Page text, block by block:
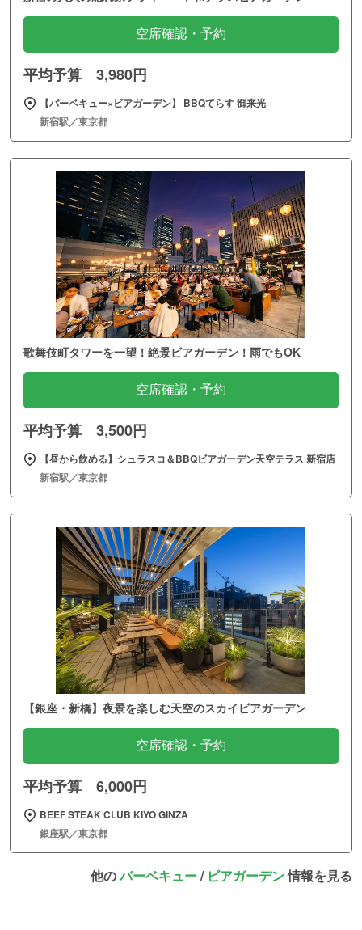
空席確認・予約
平均予算 3,980円
【バーベキュー×ビアガーデン】 BBQてらす 御来光
新宿駅／東京都
歌舞伎町タワーを一望！絶景ビアガーデン！雨でもOK
空席確認・予約
平均予算 3,500円
【昼から飲める】シュラスコ＆BBQビアガーデン天空テラス 新宿店
新宿駅／東京都
【銀座・新橋】夜景を楽しむ天空のスカイビアガーデン
空席確認・予約
平均予算 6,000円
BEEF STEAK CLUB KIYO GINZA
銀座駅／東京都
他のバーベキュー/ ビアガーデン情報を見る